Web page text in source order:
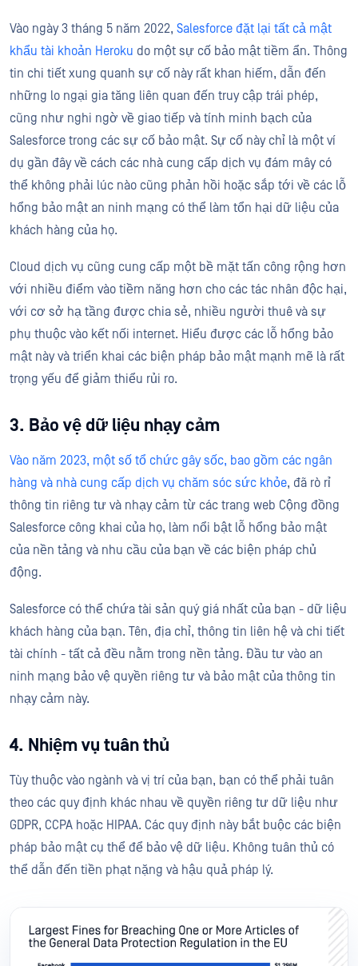
Vào ngày 3 tháng 5 năm 2022, Salesforce đặt lại tất cả mật
khẩu tài khoản Heroku do một sự cố bảo mật tiềm ẩn. Thông
tin chi tiết xung quanh sự cố này rất khan hiếm, dẫn đến
những lo ngại gia tăng liên quan đến truy cập trái phép,
cũng như nghi ngờ về giao tiếp và tính minh bạch của
Salesforce trong các sự cố bảo mật. Sự cố này chỉ là một ví
dụ gần đây về cách các nhà cung cấp dịch vụ đám mây có
thể không phải lúc nào cũng phản hồi hoặc sắp tới về các lỗ
hổng bảo mật an ninh mạng có thể làm tổn hại dữ liệu của
khách hàng của họ.
Cloud dịch vụ cũng cung cấp một bề mặt tấn công rộng hơn
với nhiều điểm vào tiềm năng hơn cho các tác nhân độc hại,
với cơ sở hạ tầng được chia sẻ, nhiều người thuê và sự
phụ thuộc vào kết nối internet. Hiểu được các lỗ hổng bảo
mật này và triển khai các biện pháp bảo mật mạnh mẽ là rất
trọng yếu để giảm thiểu rủi ro.
3. Bảo vệ dữ liệu nhạy cảm
Vào năm 2023, một số tổ chức gây sốc, bao gồm các ngân
hàng và nhà cung cấp dịch vụ chăm sóc sức khỏe, đã rò rỉ
thông tin riêng tư và nhạy cảm từ các trang web Cộng đồng
Salesforce công khai của họ, làm nổi bật lỗ hổng bảo mật
của nền tảng và nhu cầu của bạn về các biện pháp chủ
động.
Salesforce có thể chứa tài sản quý giá nhất của bạn - dữ liệu
khách hàng của bạn. Tên, địa chỉ, thông tin liên hệ và chi tiết
tài chính - tất cả đều nằm trong nền tảng. Đầu tư vào an
ninh mạng bảo vệ quyền riêng tư và bảo mật của thông tin
nhạy cảm này.
4. Nhiệm vụ tuân thủ
Tùy thuộc vào ngành và vị trí của bạn, bạn có thể phải tuân
theo các quy định khác nhau về quyền riêng tư dữ liệu như
GDPR, CCPA hoặc HIPAA. Các quy định này bắt buộc các biện
pháp bảo mật cụ thể để bảo vệ dữ liệu. Không tuân thủ có
thể dẫn đến tiền phạt nặng và hậu quả pháp lý.